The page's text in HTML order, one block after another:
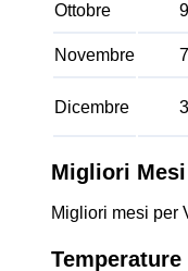
Ottobre
Novembre
Dicembre
Migliori
Migliori mesi per